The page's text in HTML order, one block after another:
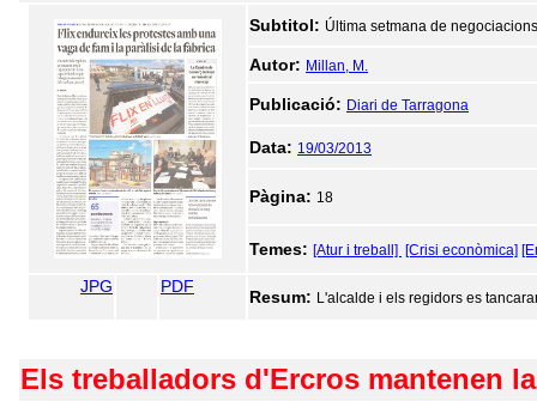
Subtitol: Última setmana de
Autor: Millan, M.
Publicació: Diari de Tarragona
Data: 19/03/2013
Pàgina: 18
Temes: [Atur i treball] [Crisi econòmica]
JPG PDF
Resum: L'alcalde i els regidors es
Els treballadors d'Ercros mantenen